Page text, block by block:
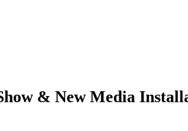
& New Media